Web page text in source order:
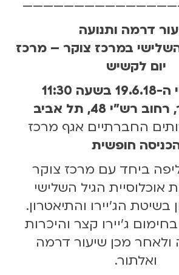
דרמה ותנועה
במרכז צוקר – מרכז
יום לקשיש
11:30
רש"י 48, תל אביב
החברתיים אגף מרכז
חופשית
ביחד עם מרכז צוקר
אוכלוסיית הגיל השלישי
בשיטת הג'יירו והתיאטרון.
ג'יירו קצר והיכרות
מכן שיעור דרמה
ואלתור.